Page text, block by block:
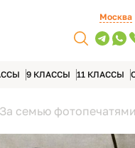
Москва
9 КЛАССЫ 11 КЛАССЫ
За семью